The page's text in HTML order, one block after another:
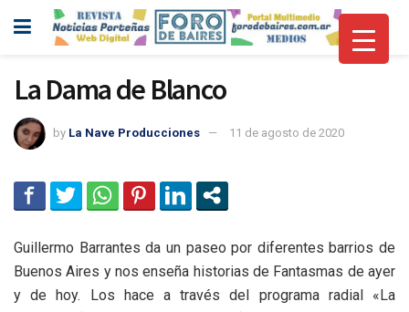
La Dama de Blanco
by La Nave Producciones 11 de agosto de 2020
Guillermo Barrantes da un paseo por diferentes barrios de
Buenos Aires y nos enseña historias de Fantasmas de ayer
y de hoy. Los hace a través del programa radial «La